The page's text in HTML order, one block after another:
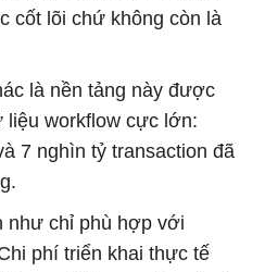
cốt lõi chứ không còn là
là nền tảng này được
workflow cực lớn:
7 nghìn tỷ transaction đã
như chỉ phù hợp với
phí triển khai thực tế